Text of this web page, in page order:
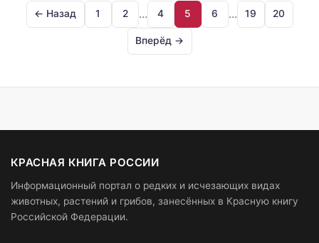
← Назад 1 2 … 4 5 6 … 19 20
Вперёд →
КРАСНАЯ КНИГА РОССИИ
Информационный портал о редких и исчезающих видах
животных, растений и грибов, занесённых в Красную книгу
Российской Федерации.